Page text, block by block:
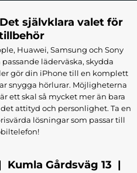
självklara valet för
Huawei, Samsung och Sony
läderväska, skydda
gör din iPhone till en komplett
snygga hörlurar. Möjligheterna
ett skal så mycket mer än bara
attityd och personlighet. Ta en
lösningar som passar till
Kumla Gårdsväg 13 |